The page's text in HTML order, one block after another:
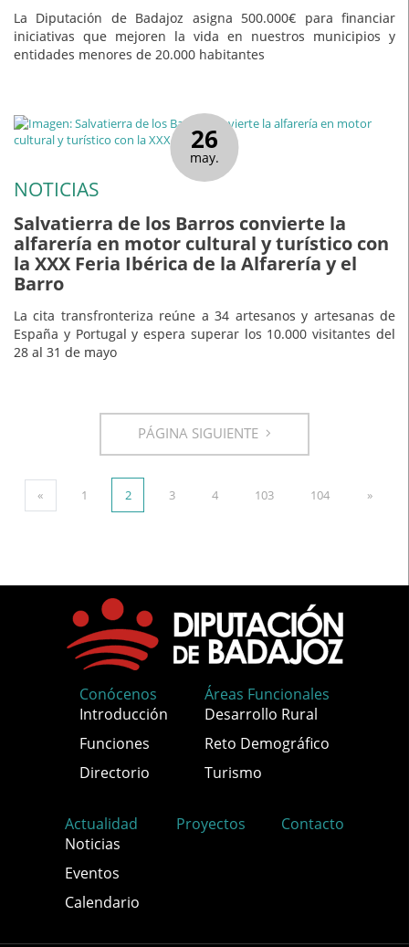
La Diputación de Badajoz asigna 500.000€ para financiar
iniciativas que mejoren la vida en nuestros municipios y
entidades menores de 20.000 habitantes
26
may.
NOTICIAS
Salvatierra de los Barros convierte la
alfarería en motor cultural y turístico con
la XXX Feria Ibérica de la Alfarería y el
Barro
La cita transfronteriza reúne a 34 artesanos y artesanas de
España y Portugal y espera superar los 10.000 visitantes del
28 al 31 de mayo
PÁGINA SIGUIENTE
« 1 2 3 4 103 104 »
Conócenos
Introducción
Funciones
Directorio
Áreas Funcionales
Desarrollo Rural
Reto Demográfico
Turismo
Actualidad
Noticias
Eventos
Calendario
Proyectos Contacto